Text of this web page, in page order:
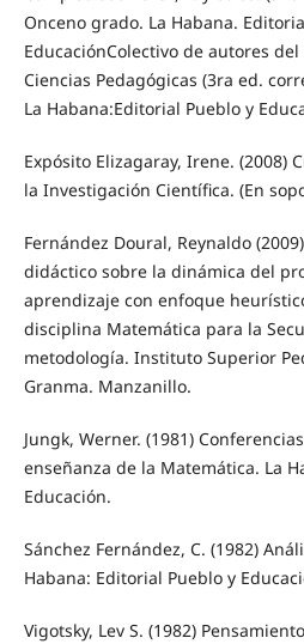
Onceno grado. La Habana.
EducaciónColectivo de autores
Ciencias Pedagógicas (3ra ed.
La Habana:Editorial Pueblo y
Expósito Elizagaray, Irene. (2008)
la Investigación Científica. (En
Fernández Doural, Reynaldo
didáctico sobre la dinámica del
aprendizaje con enfoque
disciplina Matemática para la
metodología. Instituto Superior
Granma. Manzanillo.
Jungk, Werner. (1981)
enseñanza de la Matemática. La
Educación.
Sánchez Fernández, C. (1982)
Habana: Editorial Pueblo y
Vigotsky, Lev S. (1982)